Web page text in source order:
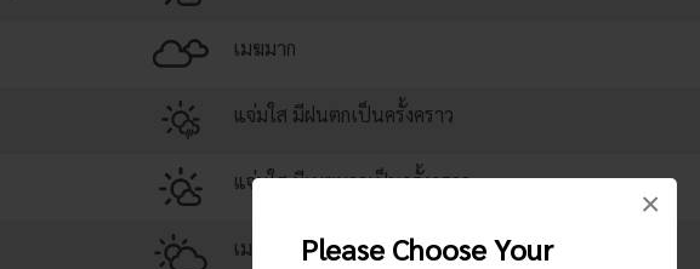
Please Choose Your
×
เมฆมาก
แจ่มใส มีฝนตกเป็นครั้งคราว
แจ่มใส มีเมฆมากเป็นครั้งคราว
เมฆมาก แจ่มใสเป็นครั้งคราว